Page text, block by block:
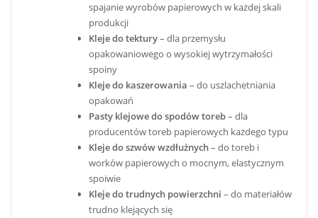
spajanie wyrobów papierowych w każdej skali
produkcji
Kleje do tektury– dla przemysłu
opakowaniowego o wysokiej wytrzymałości
spoiny
Kleje do kaszerowania – do uszlachetniania
opakowań
Pasty klejowe do spodów toreb– dla
producentów toreb papierowych każdego typu
Kleje do szwów wzdłużnych– do toreb i
worków papierowych o mocnym, elastycznym
spoiwie
Kleje do trudnych powierzchni – do materiałów
trudno klejących się